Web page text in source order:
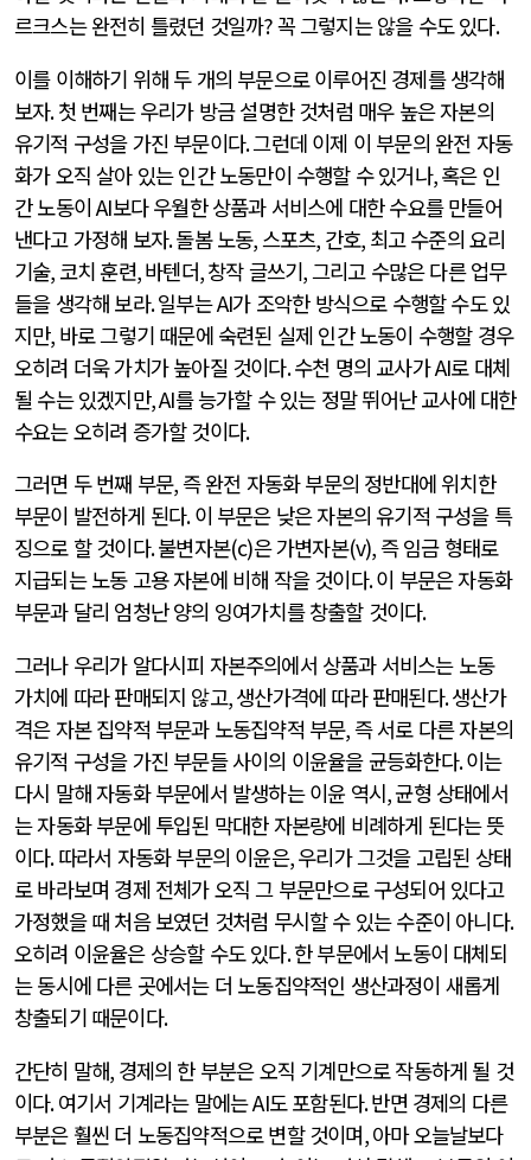
르크스는 완전히 틀렸던 것일까?꼭 그렇지는 않을 수도 있다.
이를 이해하기 위해 두 개의 부문으로 이루어진 경제를 생각해
보자.첫 번째는 우리가 방금 설명한 것처럼 매우 높은 자본의
유기적 구성을 가진 부문이다.그런데 이제 이 부문의 완전 자동
화가 오직 살아 있는 인간 노동만이 수행할 수 있거나,혹은 인
간 노동이AI보다 우월한 상품과 서비스에 대한 수요를 만들어
낸다고 가정해 보자.돌봄 노동,스포츠, 간호, 최고 수준의 요리
기술, 코치 훈련,바텐더,창작 글쓰기,그리고 수많은 다른 업무
들을 생각해 보라.일부는AI가 조악한 방식으로 수행할 수도 있
지만, 바로 그렇기 때문에 숙련된 실제 인간 노동이 수행할 경우
오히려 더욱 가치가 높아질 것이다.수천 명의 교사가AI로 대체
될 수는 있겠지만, AI를 능가할 수 있는 정말 뛰어난 교사에 대한
수요는 오히려 증가할 것이다.
그러면 두 번째 부문,즉 완전 자동화 부문의 정반대에 위치한
부문이 발전하게 된다.이 부문은 낮은 자본의 유기적 구성을 특
징으로 할 것이다.불변자본(c)은 가변자본(v),즉 임금 형태로
지급되는 노동 고용 자본에 비해 작을 것이다.이 부문은 자동화
부문과 달리 엄청난 양의 잉여가치를 창출할 것이다.
그러나 우리가 알다시피 자본주의에서 상품과 서비스는 노동
가치에 따라 판매되지 않고,생산가격에 따라 판매된다.생산가
격은 자본 집약적 부문과 노동집약적 부문,즉 서로 다른 자본의
유기적 구성을 가진 부문들 사이의 이윤율을 균등화한다.이는
다시 말해 자동화 부문에서 발생하는 이윤 역시,균형 상태에서
는 자동화 부문에 투입된 막대한 자본량에 비례하게 된다는 뜻
이다.따라서 자동화 부문의 이윤은,우리가 그것을 고립된 상태
로 바라보며 경제 전체가 오직 그 부문만으로 구성되어 있다고
가정했을 때 처음 보였던 것처럼 무시할 수 있는 수준이 아니다.
오히려 이윤율은 상승할 수도 있다.한 부문에서 노동이 대체되
는 동시에 다른 곳에서는 더 노동집약적인 생산과정이 새롭게
창출되기 때문이다.
간단히 말해, 경제의 한 부분은 오직 기계만으로 작동하게 될 것
이다.여기서 기계라는 말에는AI도 포함된다.반면 경제의 다른
부분은 훨씬 더 노동집약적으로 변할 것이며,아마 오늘날보다